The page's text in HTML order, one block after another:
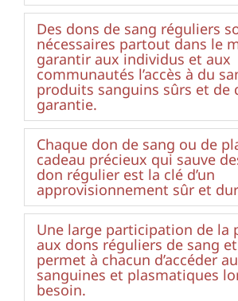
Des dons de sang réguliers
nécessaires partout dans le
garantir aux individus et aux
communautés l’accès à du
produits sanguins sûrs et de
garantie.
Chaque don de sang ou de
cadeau précieux qui sauve
don régulier est la clé d’un
approvisionnement sûr et
Une large participation de la
aux dons réguliers de sang
permet à chacun d’accéder
sanguines et plasmatiques
besoin.